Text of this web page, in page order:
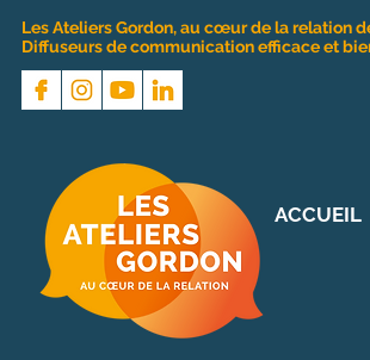
Les Ateliers Gordon, au cœur de la relation
Diffuseurs de communication efficace et
ACCUEIL